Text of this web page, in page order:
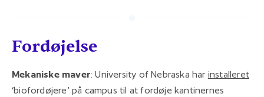
Fordøjelse
Mekaniske maver: University of Nebraska har installeret
‘biofordøjere’ på campus til at fordøje kantinernes